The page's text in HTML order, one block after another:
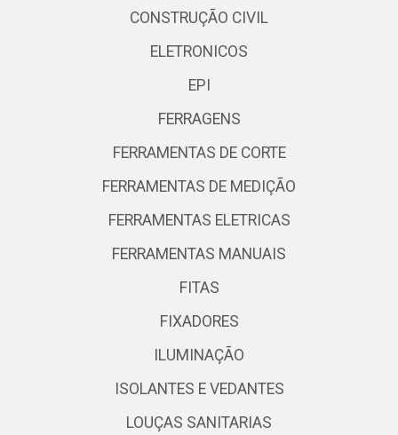
CONSTRUÇÃO CIVIL
ELETRONICOS
EPI
FERRAGENS
FERRAMENTAS DE CORTE
FERRAMENTAS DE MEDIÇÃO
FERRAMENTAS ELETRICAS
FERRAMENTAS MANUAIS
FITAS
FIXADORES
ILUMINAÇÃO
ISOLANTES E VEDANTES
LOUÇAS SANITARIAS